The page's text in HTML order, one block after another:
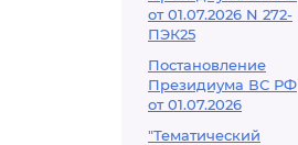
от 01.07.2026 N 272-
ПЭК25
Постановление
Президиума ВС РФ
от 01.07.2026
"Тематический